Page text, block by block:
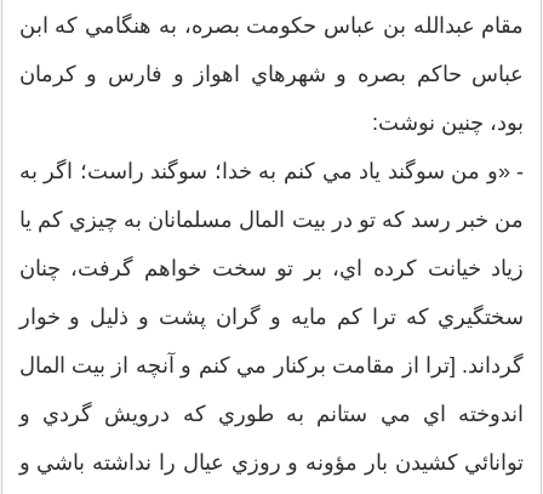
مقام عبدالله بن عباس حکومت بصره، به هنگامي که ابن
عباس حاکم بصره و شهرهاي اهواز و فارس و کرمان
بود، چنين نوشت:
- «و من سوگند ياد مي کنم به خدا؛ سوگند راست؛ اگر به
من خبر رسد که تو در بيت المال مسلمانان به چيزي کم يا
زياد خيانت کرده اي، بر تو سخت خواهم گرفت، چنان
سختگيري که ترا کم مايه و گران پشت و ذليل و خوار
گرداند. [ترا از مقامت برکنار مي کنم و آنچه از بيت المال
اندوخته اي مي ستانم به طوري که درويش گردي و
توانائي کشيدن بار مؤونه و روزي عيال را نداشته باشي و